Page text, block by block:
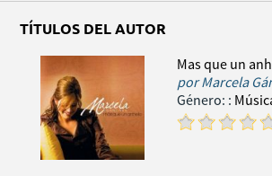
TÍTULOS DEL AUTOR
Mas que un
porMarcela
Género: :